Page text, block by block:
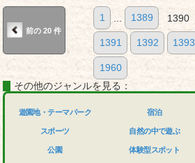
前の 20 件
1 1389 1390
1391 1392 1393
1960
その他のジャンルを見る：
遊園地・テーマパーク
スポーツ
公園
宿泊
自然の中で遊ぶ
体験型スポット